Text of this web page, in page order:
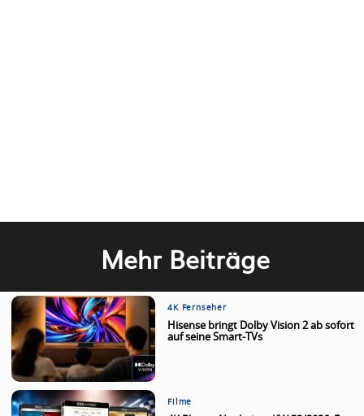
Mehr Beiträge
4K Fernseher
Hisense bringt Dolby Vision 2 ab sofort
auf seine Smart-TVs
Filme